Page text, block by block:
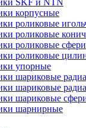
SKF и NTN
корпусные
роликовые
роликовые
роликовые
роликовые
упорные
шариковые
шариковые
шариковые
шарнирные